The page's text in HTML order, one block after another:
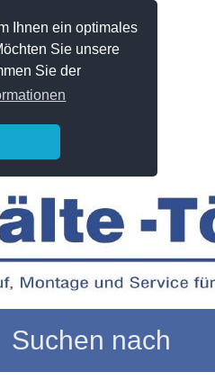
Ihnen ein optimales
Sie unsere
Sie der
Suchen nach